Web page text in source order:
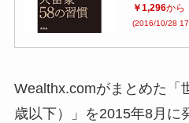
￥1,296から
(2016/10/28
Wealthx.comがまとめた「
歳以下）」を2015年8月に